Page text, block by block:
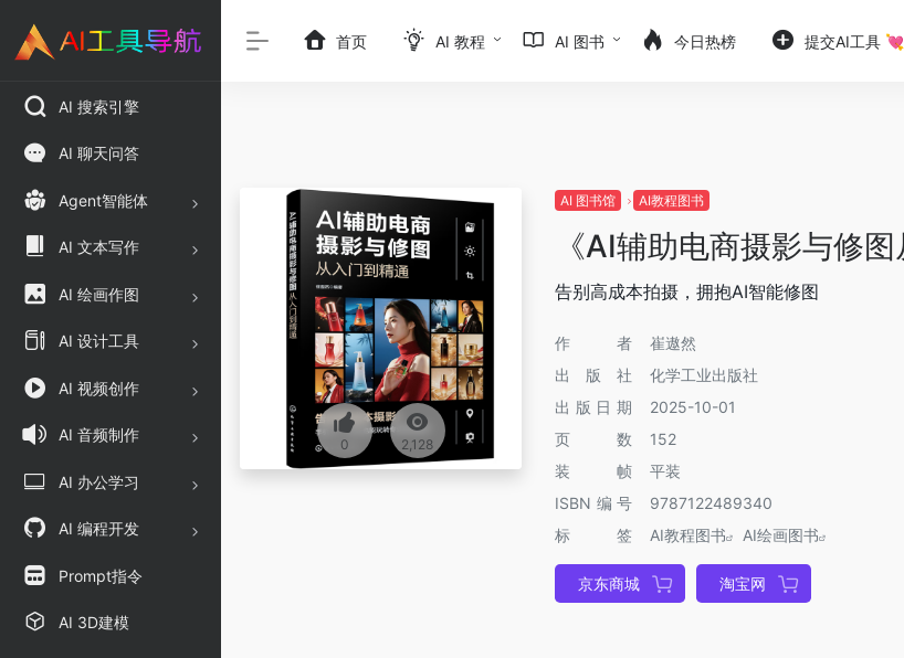
AI 搜索引擎
AI 聊天问答
Agent智能体
AI 文本写作
AI 绘画作图
AI 设计工具
AI 视频创作
AI 音频制作
AI 办公学习
AI 编程开发
Prompt指令
AI 3D建模
首页 AI 教程 AI 图书 今日热榜 提交AI工具 💘
0 2,128
AI 图书馆 AI教程图书
《AI辅助电商摄影与修图
告别高成本拍摄，拥抱AI智能修图
作者
崔遨然
出版社
化学工业出版社
出版日期
2025-10-01
页数
152
装帧
平装
ISBN编号
9787122489340
标签
AI教程图书 AI绘画图书
京东商城 淘宝网